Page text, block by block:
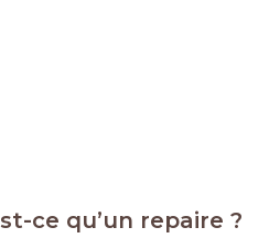
ce qu’un repaire ?